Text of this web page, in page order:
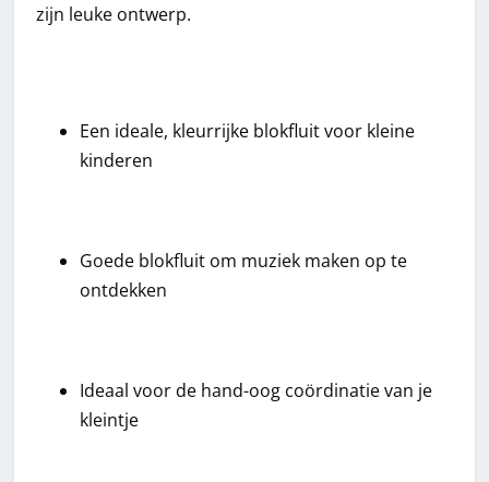
zijn leuke ontwerp.
Een ideale, kleurrijke blokfluit voor kleine
kinderen
Goede blokfluit om muziek maken op te
ontdekken
Ideaal voor de hand-oog coördinatie van je
kleintje